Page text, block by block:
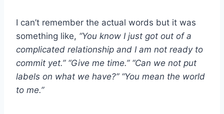
I can’t remember the actual words but it was
something like, “You know I just got out of a
complicated relationship and I am not ready to
commit yet.” “Give me time.” “Can we not put
labels on what we have?” “You mean the world
to me.”